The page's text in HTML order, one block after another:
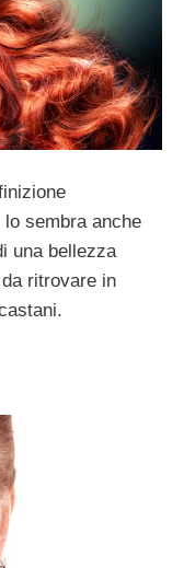
sembra anche
una bellezza
ritrovare in